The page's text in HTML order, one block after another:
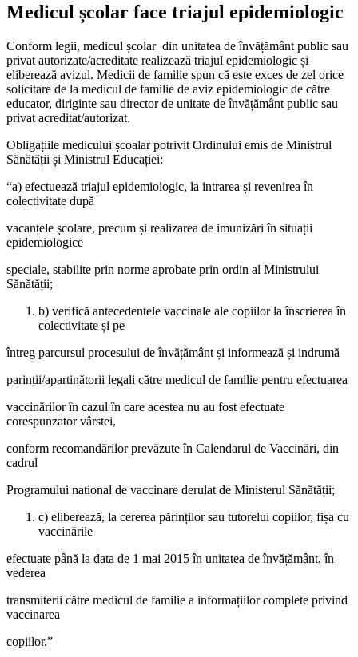
Medicul școlar face triajul epidemiologic
Conform legii, medicul școlar din unitatea de învățământ public sau
privat autorizate/acreditate realizează triajul epidemiologic și
eliberează avizul. Medicii de familie spun că este exces de zel orice
solicitare de la medicul de familie de aviz epidemiologic de către
educator, diriginte sau director de unitate de învățământ public sau
privat acreditat/autorizat.
Obligațiile medicului școalar potrivit Ordinului emis de Ministrul
Sănătății și Ministrul Educației:
“a) efectuează triajul epidemiologic, la intrarea și revenirea în
colectivitate după
vacanțele școlare, precum și realizarea de imunizări în situații
epidemiologice
speciale, stabilite prin norme aprobate prin ordin al Ministrului
Sănătății;
b) verifică antecedentele vaccinale ale copiilor la înscrierea în
colectivitate și pe
întreg parcursul procesului de învățământ și informează și indrumă
parinții/apartinătorii legali către medicul de familie pentru efectuarea
vaccinărilor în cazul în care acestea nu au fost efectuate
corespunzator vârstei,
conform recomandărilor prevăzute în Calendarul de Vaccinări, din
cadrul
Programului national de vaccinare derulat de Ministerul Sănătății;
c) eliberează, la cererea părinților sau tutorelui copiilor, fișa cu
vaccinările
efectuate până la data de 1 mai 2015 în unitatea de învățământ, în
vederea
transmiterii către medicul de familie a informațiilor complete privind
vaccinarea
copiilor.”